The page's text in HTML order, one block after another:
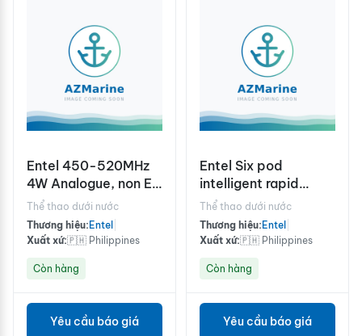
Entel 450-520MHz
4W Analogue, non EU
version
Thể thao dưới nước
Thương hiệu: Entel
Xuất xứ:🇵🇭 Philippines
Còn hàng
Yêu cầu báo giá
Entel Six pod
intelligent rapid
charger, 110-240V,
state 2-pin or 3-pin
plug
Thể thao dưới nước
Thương hiệu: Entel
Xuất xứ:🇵🇭 Philippines
Còn hàng
Yêu cầu báo giá